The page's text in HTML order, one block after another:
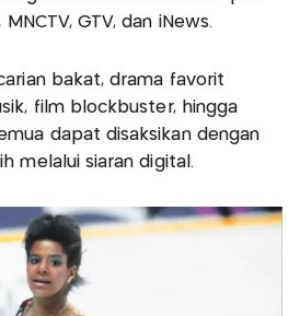
GTV, dan iNews.
bakat, drama favorit
film blockbuster, hingga
dapat disaksikan dengan
melalui siaran digital.